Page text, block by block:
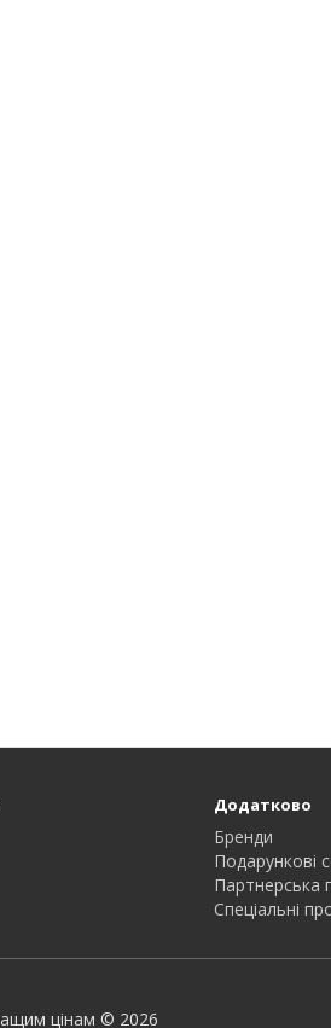
Додатково
Бренди
Подарункові
Партнерська
Спеціальні
цінам © 2026